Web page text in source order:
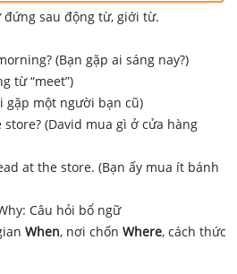
sau động từ, giới từ.
(Bạn gặp ai sáng nay?)
từ “meet”)
gặp một người bạn cũ)
(David mua gì ở cửa hàng
at the store. (Bạn ấy mua ít bánh
Câu hỏi bổ ngữ
When, nơi chốn Where, cách thức